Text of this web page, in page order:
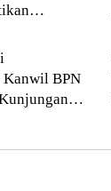
Kanwil BPN